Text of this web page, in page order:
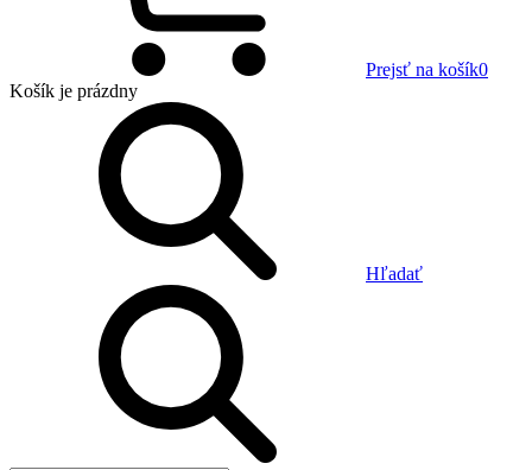
Prejsť na košík0
Košík je prázdny
Hľadať